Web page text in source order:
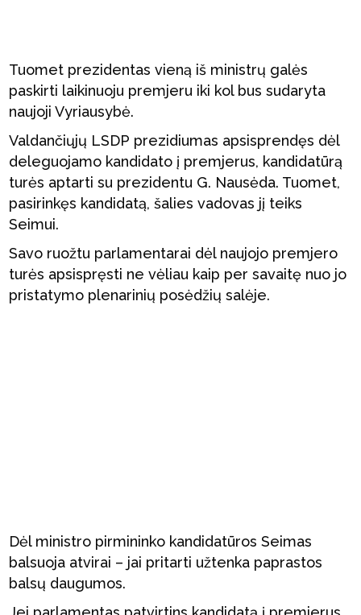
Tuomet prezidentas vieną iš ministrų galės
paskirti laikinuoju premjeru iki kol bus sudaryta
naujoji Vyriausybė.
Valdančiųjų LSDP prezidiumas apsisprendęs dėl
deleguojamo kandidato į premjerus, kandidatūrą
turės aptarti su prezidentu G. Nausėda. Tuomet,
pasirinkęs kandidatą, šalies vadovas jį teiks
Seimui.
Savo ruožtu parlamentarai dėl naujojo premjero
turės apsispręsti ne vėliau kaip per savaitę nuo jo
pristatymo plenarinių posėdžių salėje.
Dėl ministro pirmininko kandidatūros Seimas
balsuoja atvirai – jai pritarti užtenka paprastos
balsų daugumos.